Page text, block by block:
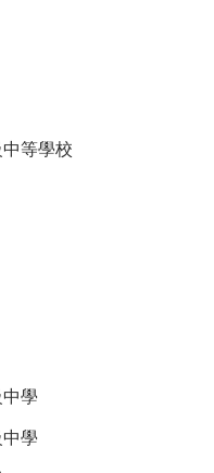
等學校
學
學